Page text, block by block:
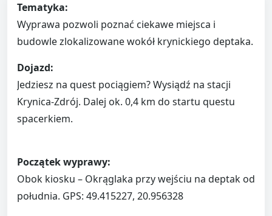
Tematyka:
Wyprawa pozwoli poznać ciekawe miejsca i
budowle zlokalizowane wokół krynickiego deptaka.
Dojazd:
Jedziesz na quest pociągiem? Wysiądź na stacji
Krynica-Zdrój. Dalej ok. 0,4 km do startu questu
spacerkiem.
Początek wyprawy:
Obok kiosku – Okrąglaka przy wejściu na deptak od
południa. GPS: 49.415227, 20.956328